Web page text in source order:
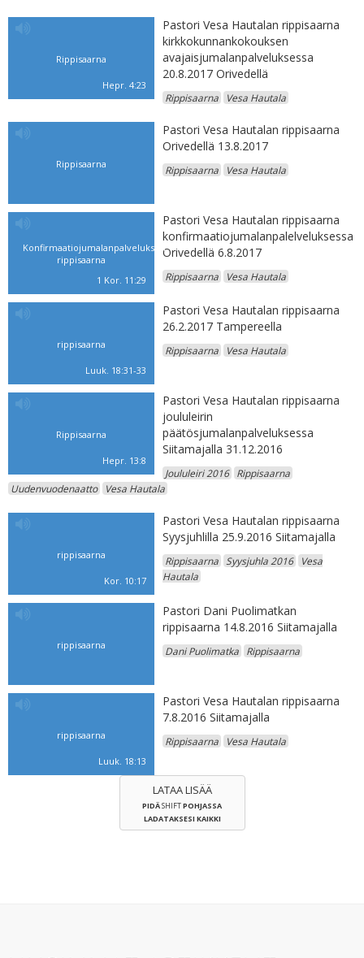
Rippisaarna
Hepr. 4:23
Pastori Vesa Hautalan rippisaarna
kirkkokunnankokouksen
avajaisjumalanpalveluksessa
20.8.2017 Orivedellä
Rippisaarna Vesa Hautala
Rippisaarna
Pastori Vesa Hautalan rippisaarna
Orivedellä 13.8.2017
Rippisaarna Vesa Hautala
Konfirmaatiojumalanpalveluksen
rippisaarna
1 Kor. 11:29
Pastori Vesa Hautalan rippisaarna
konfirmaatiojumalanpalelveluksessa
Orivedellä 6.8.2017
Rippisaarna Vesa Hautala
rippisaarna
Luuk. 18:31-33
Pastori Vesa Hautalan rippisaarna
26.2.2017 Tampereella
Rippisaarna Vesa Hautala
Rippisaarna
Hepr. 13:8
Pastori Vesa Hautalan rippisaarna
joululeirin
päätösjumalanpalveluksessa
Siitamajalla 31.12.2016
Joululeiri 2016
Rippisaarna
Uudenvuodenaatto
Vesa Hautala
rippisaarna
Kor. 10:17
Pastori Vesa Hautalan rippisaarna
Syysjuhlilla 25.9.2016 Siitamajalla
Rippisaarna Syysjuhla 2016
Vesa
Hautala
rippisaarna
Pastori Dani Puolimatkan
rippisaarna 14.8.2016 Siitamajalla
Dani Puolimatka Rippisaarna
rippisaarna
Luuk. 18:13
Pastori Vesa Hautalan rippisaarna
7.8.2016 Siitamajalla
Rippisaarna Vesa Hautala
LATAA LISÄÄ
PIDÄSHIFTPOHJASSA
LADATAKSESI KAIKKI